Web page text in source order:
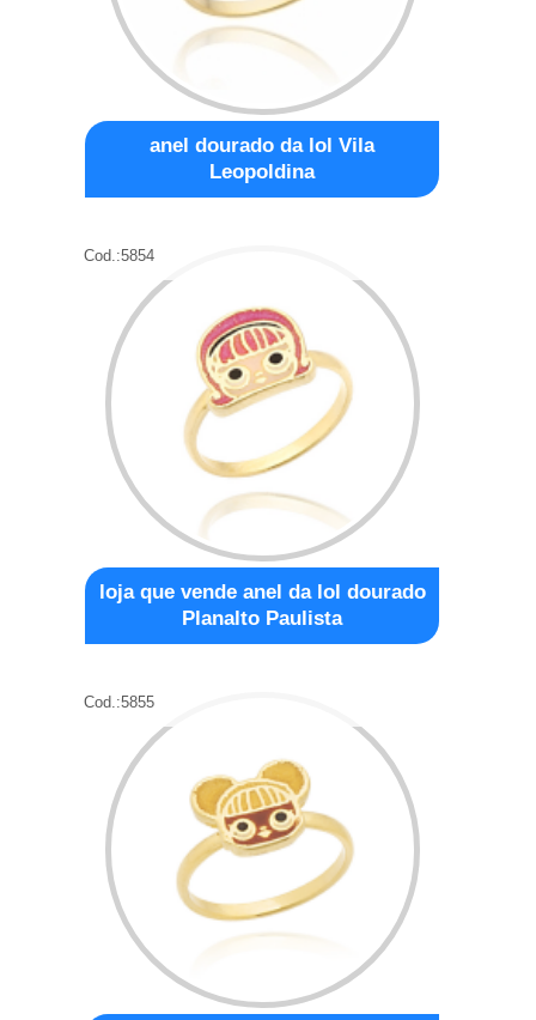
anel dourado da lol Vila
Leopoldina
Cod.:5854
loja que vende anel da lol dourado
Planalto Paulista
Cod.:5855